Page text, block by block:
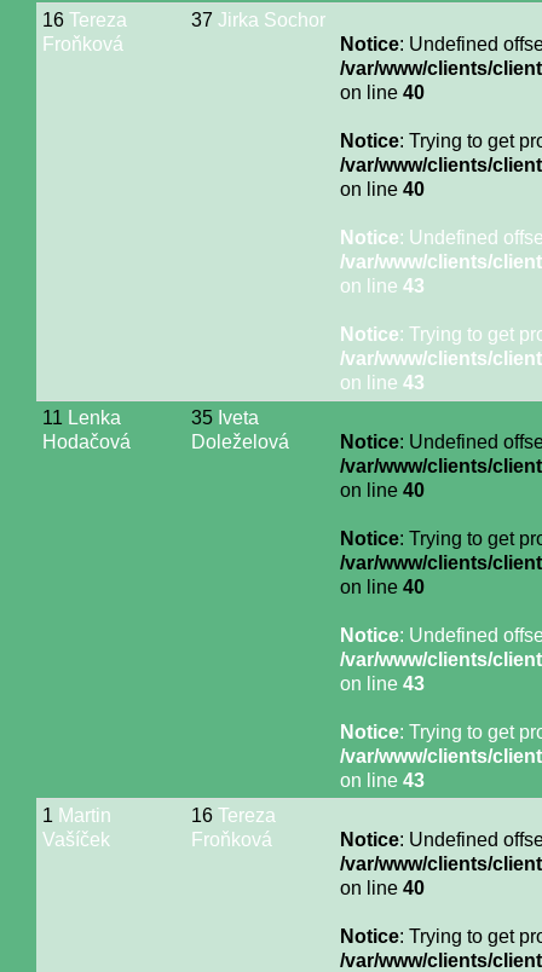
16 Tereza
Froňková
37 Jirka Sochor
Notice: Undefined
/var/www/clients/
on line 40
Notice: Trying to get
/var/www/clients/
on line 40
Notice: Undefined
/var/www/clients/
on line 43
Notice: Trying to get
/var/www/clients/
on line 43
11 Lenka
Hodačová
35 Iveta
Doleželová
Notice: Undefined
/var/www/clients/
on line 40
Notice: Trying to get
/var/www/clients/
on line 40
Notice: Undefined
/var/www/clients/
on line 43
Notice: Trying to get
/var/www/clients/
on line 43
1 Martin
Vašíček
16 Tereza
Froňková
Notice: Undefined
/var/www/clients/
on line 40
Notice: Trying to get
/var/www/clients/